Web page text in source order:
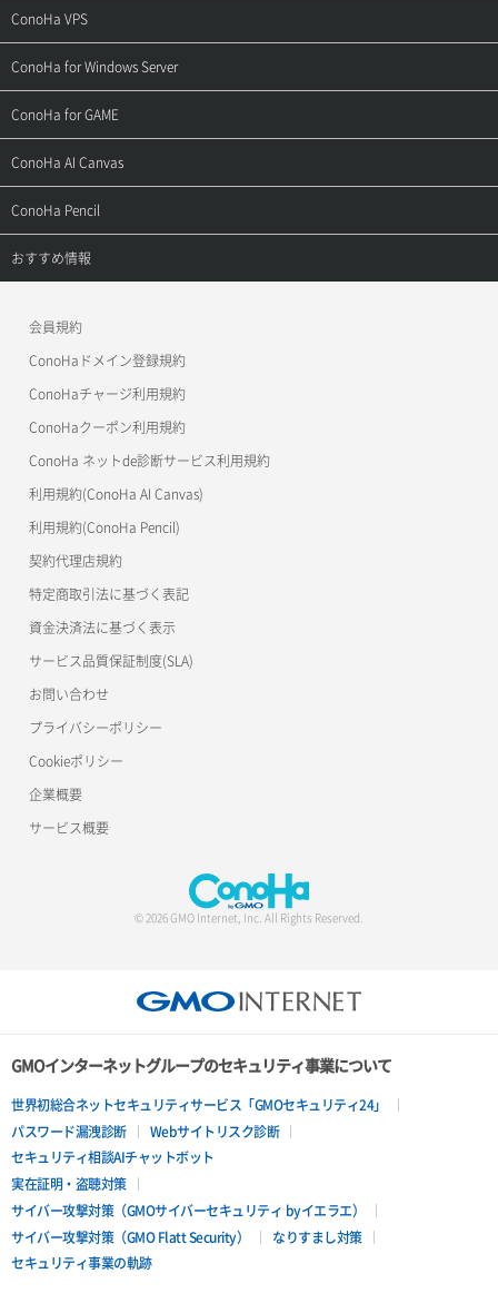
ご契約・お支払い
用語集
お問い合わせ
サポートトップ
ご利用ガイド
お乗り換えガイド
よくある質問
ConoHa VPS
サポートトップ
ご利用ガイド
APIドキュメントVPS2.0
APIドキュメントVPS3.0
ConoHa for Windows Server
サポートトップ
ご利用ガイド
APIドキュメントVPS2.0
APIドキュメントVPS3.0
ConoHa for GAME
サポートトップ
ご利用ガイド
ConoHa AI Canvas
サポートトップ
ご利用ガイド
ConoHa Pencil
サポートトップ
おすすめ情報
美雲このは徹底ガイド
会員規約
ConoHaドメイン登録規約
ConoHaチャージ利用規約
ConoHaクーポン利用規約
ConoHa ネットde診断サービス利用規約
利用規約(ConoHa AI Canvas)
利用規約(ConoHa Pencil)
契約代理店規約
特定商取引法に基づく表記
資金決済法に基づく表示
サービス品質保証制度(SLA)
お問い合わせ
プライバシーポリシー
Cookieポリシー
企業概要
サービス概要
© 2026 GMO Internet, Inc. All Rights Reserved.
GMOインターネットグループのセキュリティ事業について
世界初総合ネットセキュリティサービス「GMOセキュリティ24」
パスワード漏洩診断
Webサイトリスク診断
セキュリティ相談AIチャットボット
実在証明・盗聴対策
サイバー攻撃対策（GMOサイバーセキュリティ byイエラエ）
サイバー攻撃対策（GMO Flatt Security）
なりすまし対策
セキュリティ事業の軌跡